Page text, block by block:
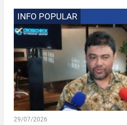
INFO POPULAR
29/07/2026